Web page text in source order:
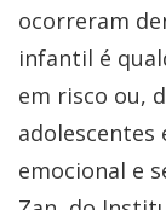
ocorreram
infantil é
em risco ou,
adolescentes
emocional e